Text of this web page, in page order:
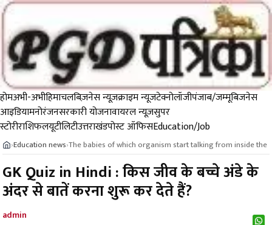
होमअभी-अभीहिमाचलबिज़नेस न्यूज़क्राइम न्यूजटेक्नोलॉजीपंजाब/जम्मूबिजनेस
आइडियामनोरंजनसरकारी योजनावायरल न्यूज़सुपर
स्टोरीराशिफलयूटीलिटीउत्तराखंडपोस्ट ऑफिसEducation/Job
›Education news›The babies of which organism start talking from inside the
GK Quiz in Hindi : किस जीव के बच्चे अंडे के
अंदर से बातें करना शुरू कर देते हैं?
admin